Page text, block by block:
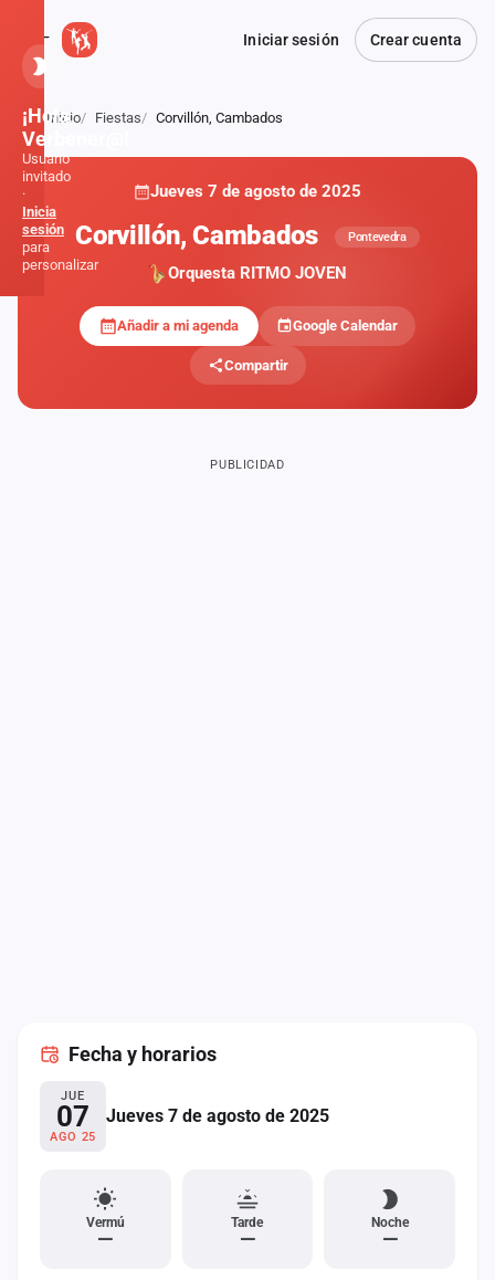
Iniciar sesión Crear cuenta
Atrás
Inicio Fiestas Corvillón, Cambados
Jueves 7 de agosto de 2025
Corvillón, Cambados Pontevedra
Orquesta RITMO JOVEN
Añadir a mi agenda Google Calendar
Compartir
PUBLICIDAD
Fecha y horarios
JUE
07
AGO 25
Jueves 7 de agosto de 2025
Vermú
—
Tarde
—
Noche
—
¡Hola,
Verbener@!
Usuario
invitado
·
Inicia
sesión
para
personalizar
Administración
Contacto